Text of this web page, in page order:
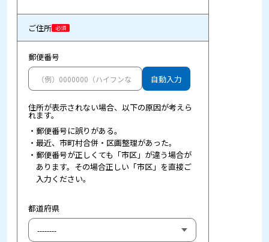
ご住所 必須
郵便番号
自動入力
住所が表示されない場合、以下の原因が考えら
れます。
郵便番号に誤りがある。
最近、市町村合併・区画整理があった。
郵便番号が正しくても「市区」が違う場合が
あります。その場合正しい「市区」を直接ご
入力ください。
都道府県